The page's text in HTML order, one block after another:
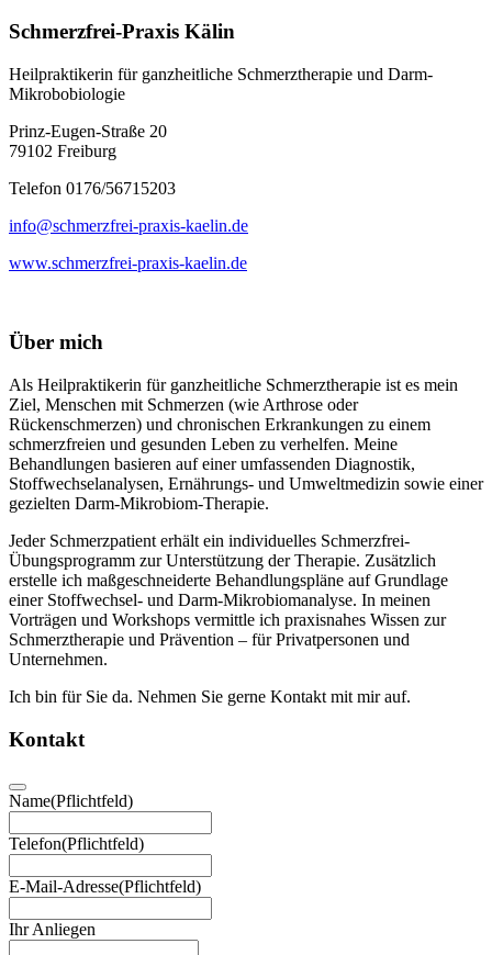
Schmerzfrei-Praxis Kälin
Heilpraktikerin für ganzheitliche Schmerztherapie und Darm-
Mikrobobiologie
Prinz-Eugen-Straße 20
79102 Freiburg
Telefon 0176/56715203
info@schmerzfrei-praxis-kaelin.de
www.schmerzfrei-praxis-kaelin.de
Über mich
Als Heilpraktikerin für ganzheitliche Schmerztherapie ist es mein
Ziel, Menschen mit Schmerzen (wie Arthrose oder
Rückenschmerzen) und chronischen Erkrankungen zu einem
schmerzfreien und gesunden Leben zu verhelfen. Meine
Behandlungen basieren auf einer umfassenden Diagnostik,
Stoffwechselanalysen, Ernährungs- und Umweltmedizin sowie einer
gezielten Darm-Mikrobiom-Therapie.
Jeder Schmerzpatient erhält ein individuelles Schmerzfrei-
Übungsprogramm zur Unterstützung der Therapie. Zusätzlich
erstelle ich maßgeschneiderte Behandlungspläne auf Grundlage
einer Stoffwechsel- und Darm-Mikrobiomanalyse. In meinen
Vorträgen und Workshops vermittle ich praxisnahes Wissen zur
Schmerztherapie und Prävention – für Privatpersonen und
Unternehmen.
Ich bin für Sie da. Nehmen Sie gerne Kontakt mit mir auf.
Kontakt
Name(Pflichtfeld)
Telefon(Pflichtfeld)
E-Mail-Adresse(Pflichtfeld)
Ihr Anliegen